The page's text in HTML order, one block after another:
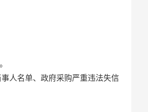
人名单、政府采购严重违法失信